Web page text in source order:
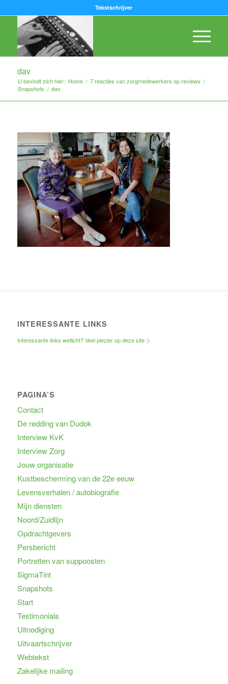
Tekstschrijver
dav
U bevindt zich hier: Home / 7 reacties van zorgmedewerkers op reviews /
Snapshots / dav
INTERESSANTE LINKS
Interessante links wellicht? Veel plezier op deze site :)
PAGINA’S
Contact
De redding van Dudok
Interview KvK
Interview Zorg
Jouw organisatie
Kustbescherming van de 22e eeuw
Levensverhalen / autobiografie
Mijn diensten
Noord/Zuidlijn
Opdrachtgevers
Persbericht
Portretten van suppoosten
SigmaTint
Snapshots
Start
Testimonials
Uitnodiging
Uitvaartschrijver
Webtekst
Zakelijke mailing